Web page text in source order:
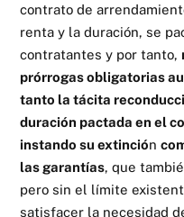
contrato de
renta y la duración, se
contratantes y por tanto,
prórrogas obligatorias
tanto la tácita
duración pactada en el
instando su extinción
las garantías, que
pero sin el límite
satisfacer la necesidad